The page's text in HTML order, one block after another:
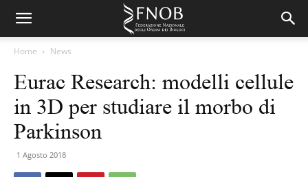
Home News
Eurac Research: modelli cellule
in 3D per studiare il morbo di
Parkinson
1 Agosto 2018